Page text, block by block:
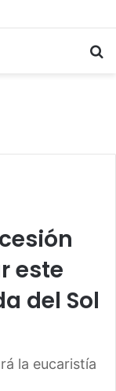
este
del Sol
la eucaristía